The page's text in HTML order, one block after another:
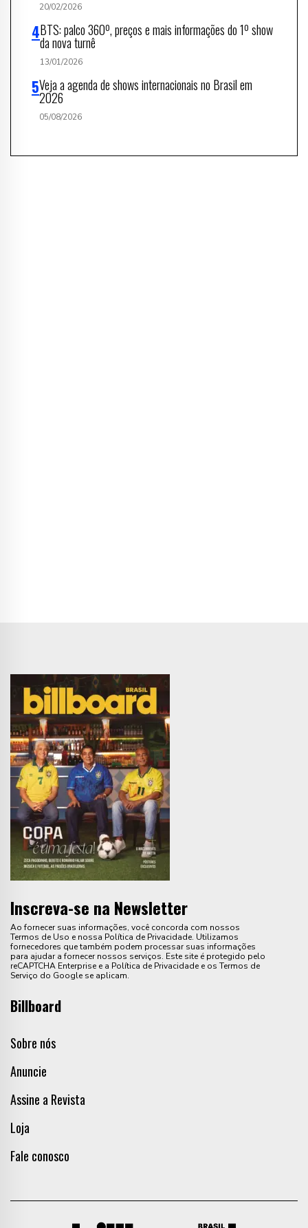
20/02/2026
BTS: palco 360º, preços e mais informações do 1º show
da nova turnê
13/01/2026
Veja a agenda de shows internacionais no Brasil em
2026
05/08/2026
Inscreva-se na Newsletter
Ao fornecer suas informações, você concorda com nossos
Termos de Uso e nossa Política de Privacidade. Utilizamos
fornecedores que também podem processar suas informações
para ajudar a fornecer nossos serviços. Este site é protegido pelo
reCAPTCHA Enterprise e a Política de Privacidade e os Termos de
Serviço do Google se aplicam.
Billboard
Sobre nós
Anuncie
Assine a Revista
Loja
Fale conosco